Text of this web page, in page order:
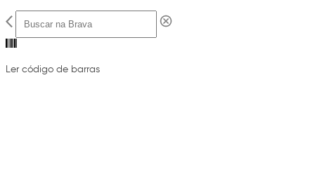
Ler código de barras